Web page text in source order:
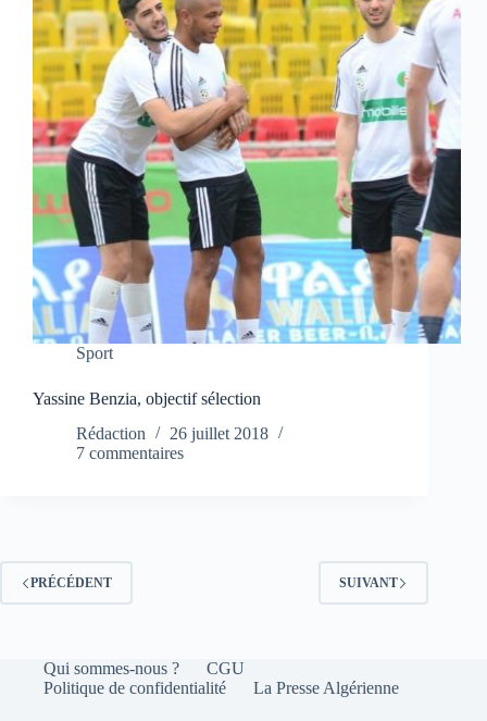
Sport
Yassine Benzia, objectif sélection
Rédaction
26 juillet 2018
7 commentaires
PRÉCÉDENT SUIVANT
Qui sommes-nous ?
CGU
Politique de confidentialité
La Presse Algérienne